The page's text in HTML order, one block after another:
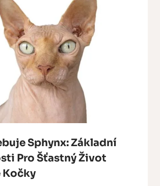
Sphynx: Základní
Pro Šťastný Život
Kočky